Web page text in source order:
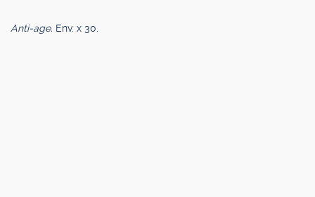
Anti-age. Env. x 30.